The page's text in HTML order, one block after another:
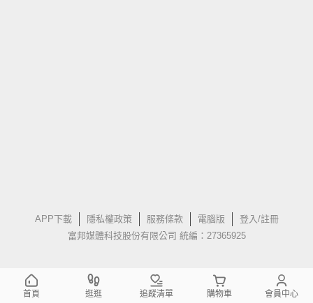
APP下載 隱私權政策 服務條款 電腦版
登入/註冊
富邦媒體科技股份有限公司 統編：27365925
首頁 逛逛 追蹤清單 購物車 會員中心